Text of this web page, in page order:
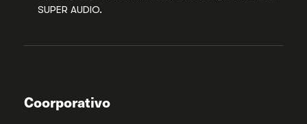
SUPER AUDIO.
Coorporativo